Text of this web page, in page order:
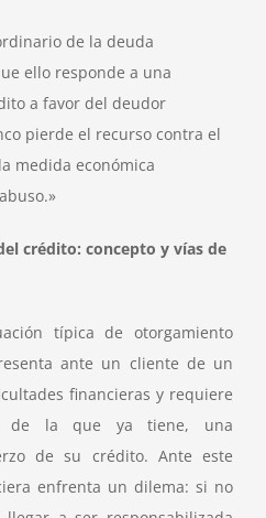
de la deuda
ello responde a una
a favor del deudor
pierde el recurso contra el
medida económica
crédito: concepto y vías de
típica de otorgamiento
ante un cliente de un
financieras y requiere
de la que ya tiene, una
de su crédito. Ante este
enfrenta un dilema: si no